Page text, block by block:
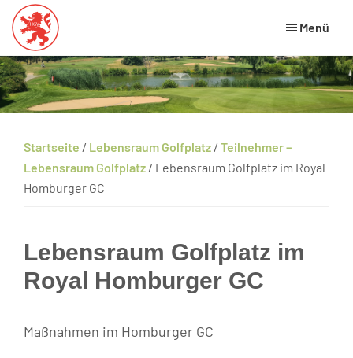
Skip
to
main
content
Zur
Hauptsidebar
springen
Zur
Fußzeile
springen
Hessischer
Golfverband
HGV
Website
Menü
Startseite / Lebensraum Golfplatz / Teilnehmer –
Lebensraum Golfplatz / Lebensraum Golfplatz im Royal
Homburger GC
Lebensraum Golfplatz im
Royal Homburger GC
Maßnahmen im Homburger GC